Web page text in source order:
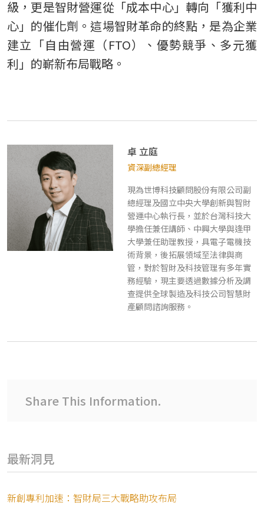
級，更是智財營運從「成本中心」轉向「獲利中
心」的催化劑。這場智財革命的終點，是為企業
建立「自由營運（FTO）、優勢競爭、多元獲
利」的嶄新布局戰略。
卓 立庭
資深副總經理
現為世博科技顧問股份有限公司副
總經理及國立中央大學創新與智財
營運中心執行長，並於台灣科技⼤
學擔任兼任講師、中興大學與逢甲
大學兼任助理教授，具電⼦電機技
術背景，後拓展領域⾄法律與商
管，對於智財及科技管理有多年實
務經驗，現主要透過數據分析及調
查提供全球製造及科技公司智慧財
產顧問諮詢服務。
Share This Information.
最新洞見
新創專利加速：智財局三大戰略助攻布局